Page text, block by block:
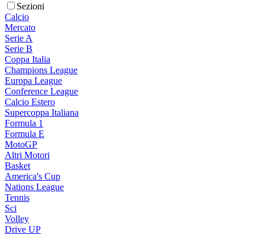
Sezioni
Calcio
Mercato
Serie A
Serie B
Coppa Italia
Champions League
Europa League
Conference League
Calcio Estero
Supercoppa Italiana
Formula 1
Formula E
MotoGP
Altri Motori
Basket
America's Cup
Nations League
Tennis
Sci
Volley
Drive UP